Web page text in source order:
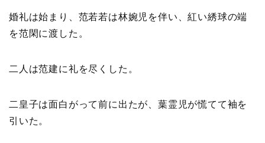
婚礼は始まり、范若若は林婉児を伴い、紅い綉球の端
を范閑に渡した。
二人は范建に礼を尽くした。
二皇子は面白がって前に出たが、葉霊児が慌てて袖を
引いた。